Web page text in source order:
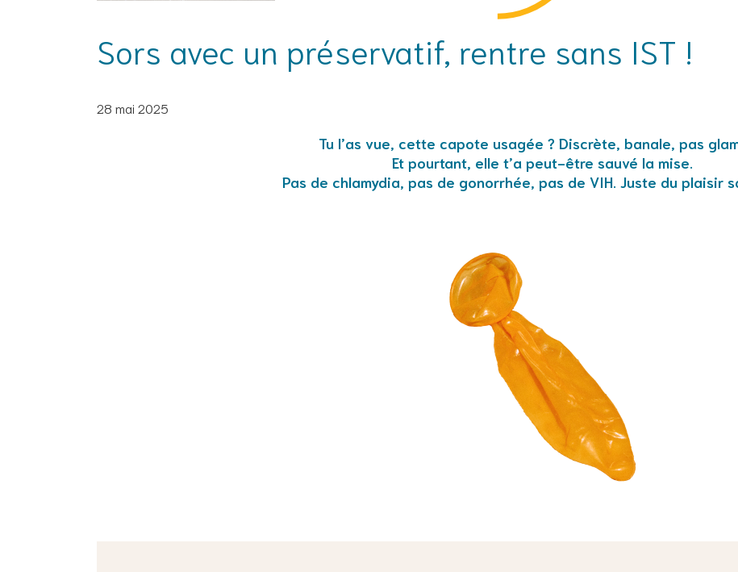
Sors avec un préservatif, rentre sans IST !
28 mai 2025
Tu l’as vue, cette capote usagée ? Discrète, banale, pas
Et pourtant, elle t’a peut-être sauvé la mise.
Pas de chlamydia, pas de gonorrhée, pas de VIH. Juste du plaisir